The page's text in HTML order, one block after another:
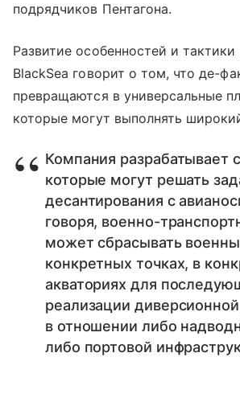
подрядчиков Пентагона.
Развитие особенностей и
BlackSea говорит о том, что де-
превращаются в универсальные
которые могут выполнять
Компания разрабатывает
которые могут решать
десантирования с
говоря, военно-
может сбрасывать
конкретных точках, в
акваториях для
реализации
в отношении либо
либо портовой